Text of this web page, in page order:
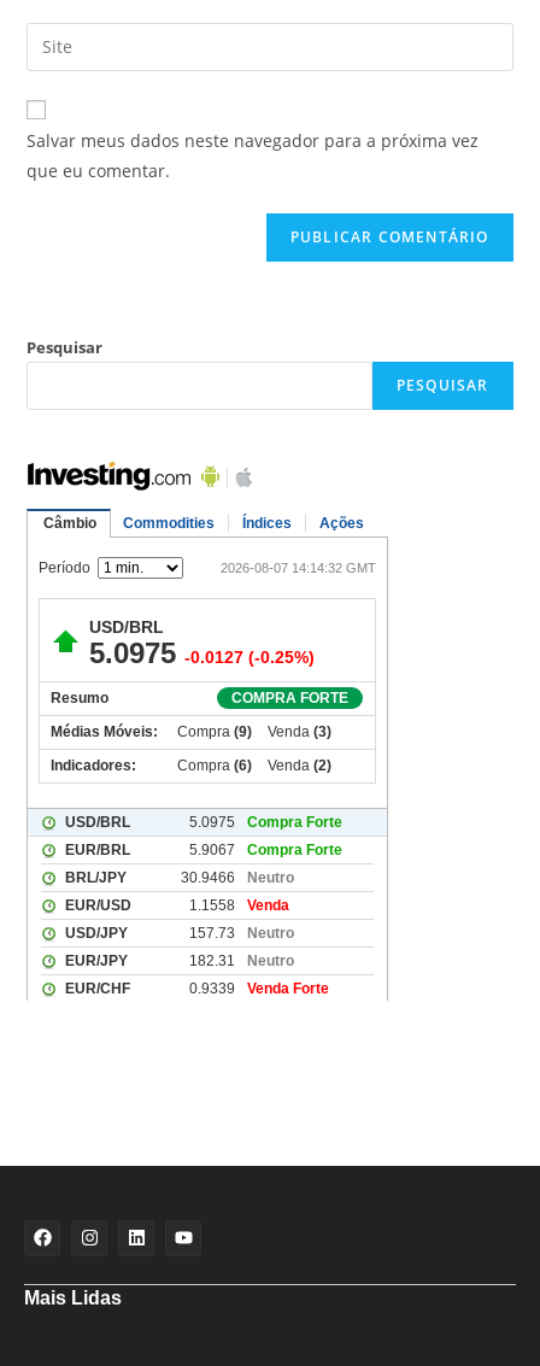
Salvar meus dados neste navegador para a próxima vez
que eu comentar.
Pesquisar
PESQUISAR
Mais Lidas